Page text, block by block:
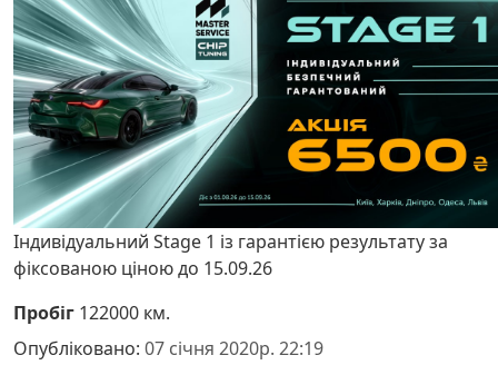
Індивідуальний Stage 1 із гарантією результату за
фіксованою ціною до 15.09.26
Пробіг 122000 км.
Опубліковано: 07 січня 2020р. 22:19